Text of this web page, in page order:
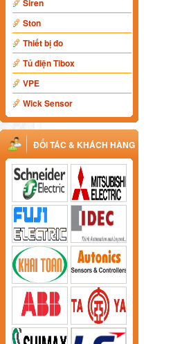
Siren
Ston
Thiết bị đo
Tủ điện Tibox
VPE
Wick Sensor
ĐỐI TÁC & KHÁCH HÀNG